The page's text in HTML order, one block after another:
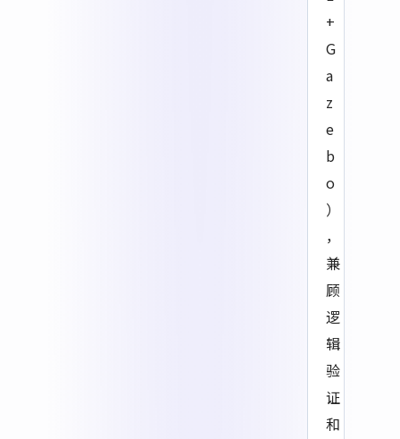
+
G
a
z
e
b
o
）
，
兼
顾
逻
辑
验
证
和